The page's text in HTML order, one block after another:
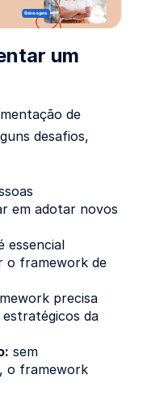
um
de
desafios,
em adotar novos
essencial
o framework de
precisa
da
sem
o framework